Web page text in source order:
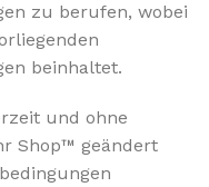
zu berufen, wobei
beinhaltet.
und ohne
Shop™ geändert